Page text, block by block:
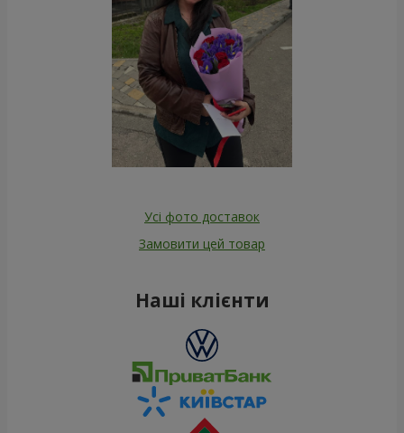
Усі фото доставок
Замовити цей товар
Наші клієнти